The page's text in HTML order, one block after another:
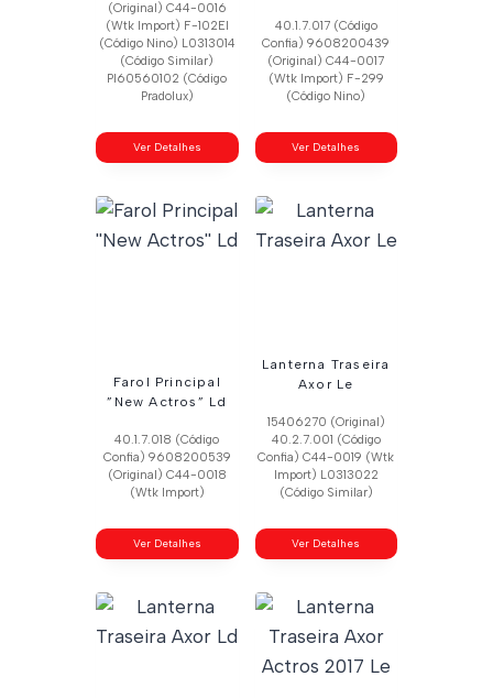
(Original) C44-0016
(Wtk Import) F-102El
(Código Nino) L0313014
(Código Similar)
Pl60560102 (Código
Pradolux)
Ver Detalhes
40.1.7.017 (Código
Confia) 9608200439
(Original) C44-0017
(Wtk Import) F-299
(Código Nino)
Ver Detalhes
Farol Principal
”New Actros” Ld
40.1.7.018 (Código
Confia) 9608200539
(Original) C44-0018
(Wtk Import)
Ver Detalhes
Lanterna Traseira
Axor Le
15406270 (Original)
40.2.7.001 (Código
Confia) C44-0019 (Wtk
Import) L0313022
(Código Similar)
Ver Detalhes